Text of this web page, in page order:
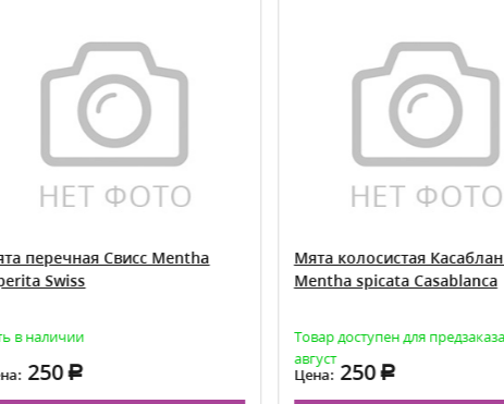
перечная Свисс Mentha
Swiss
наличии
250
Мята колосистая Касабланка
Mentha spicata Casablanca
Товар доступен для предзаказа на
август
Цена: 250